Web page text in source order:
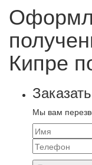
Кипре
Мы вам